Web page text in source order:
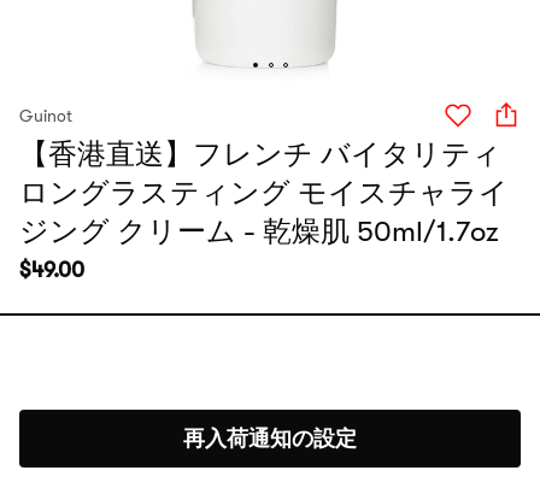
Guinot
【香港直送】フレンチ バイタリティ
ロングラスティング モイスチャライ
ジング クリーム - 乾燥肌 50ml/1.7oz
$49.00
再入荷通知の設定